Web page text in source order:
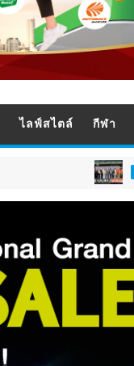
ไลฟ์สไตล์ กีฬา
มูลนิธิ